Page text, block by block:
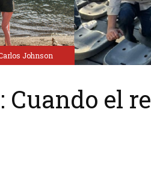
Johnson
el